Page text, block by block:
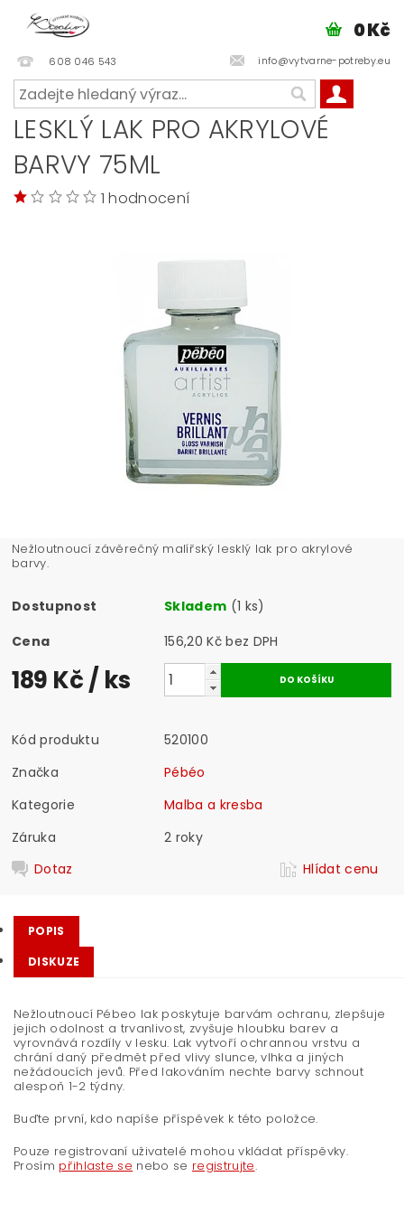
608 046 543 info@vytvarne-potreby.eu
0 Kč
LESKLÝ LAK PRO AKRYLOVÉ
BARVY 75ML
1 hodnocení
Nežloutnoucí závěrečný malířský lesklý lak pro akrylové
barvy.
Dostupnost Skladem (1 ks)
Cena
156,20 Kč bez DPH
189 Kč/ ks
Kód produktu
520100
Značka
Pébéo
Kategorie
Malba a kresba
Záruka
2 roky
Dotaz
Hlídat cenu
POPIS
DISKUZE
Nežloutnoucí Pébeo lak poskytuje barvám ochranu, zlepšuje
jejich odolnost a trvanlivost, zvyšuje hloubku barev a
vyrovnává rozdíly v lesku. Lak vytvoří ochrannou vrstvu a
chrání daný předmět před vlivy slunce, vlhka a jiných
nežádoucích jevů. Před lakováním nechte barvy schnout
alespoň 1-2 týdny.
Buďte první, kdo napíše příspěvek k této položce.
Pouze registrovaní uživatelé mohou vkládat příspěvky.
Prosím přihlaste se nebo se registrujte.